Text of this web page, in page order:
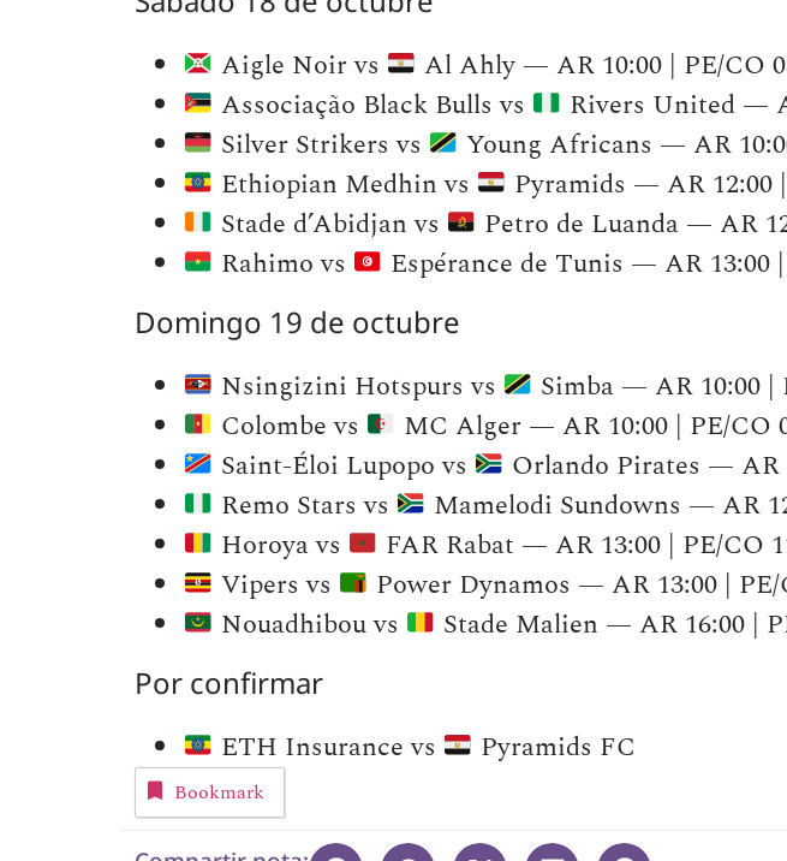
Aigle Noir vs
Al Ahly — AR 10:00 | PE/CO
Associação Black Bulls vs
Rivers United —
Silver Strikers vs
Young Africans — AR
Ethiopian Medhin vs
Pyramids — AR 12:00
Stade d’Abidjan vs
Petro de Luanda — AR
Rahimo vs
Espérance de Tunis — AR 13:00
Domingo 19 de octubre
Nsingizini Hotspurs vs
Simba — AR 10:00 |
Colombe vs
MC Alger — AR 10:00 | PE/CO
Saint-Éloi Lupopo vs
Orlando Pirates — AR
Remo Stars vs
Mamelodi Sundowns — AR
Horoya vs
FAR Rabat — AR 13:00 | PE/CO
Vipers vs
Power Dynamos — AR 13:00 | PE/
Nouadhibou vs
Stade Malien — AR 16:00 |
Por confirmar
ETH Insurance vs Pyramids FC
Bookmark